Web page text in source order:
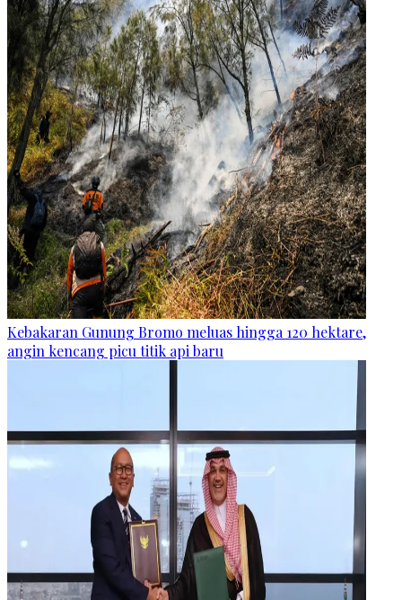
Kebakaran Gunung Bromo meluas hingga 120 hektare,
angin kencang picu titik api baru